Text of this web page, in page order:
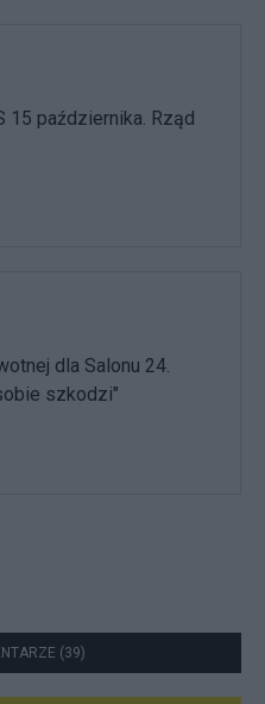
15 października. Rząd
dla Salonu 24.
szkodzi"
(39)